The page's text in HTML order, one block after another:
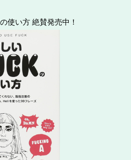
使い方 絶賛発売中！